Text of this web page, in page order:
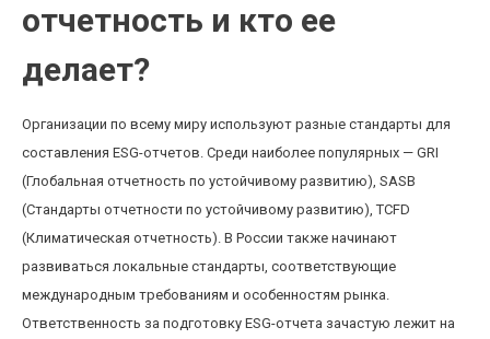
отчетность и кто ее
делает?
Организации по всему миру используют разные стандарты для
составления ESG-отчетов. Среди наиболее популярных — GRI
(Глобальная отчетность по устойчивому развитию), SASB
(Стандарты отчетности по устойчивому развитию), ТСFD
(Климатическая отчетность). В России также начинают
развиваться локальные стандарты, соответствующие
международным требованиям и особенностям рынка.
Ответственность за подготовку ESG-отчета зачастую лежит на